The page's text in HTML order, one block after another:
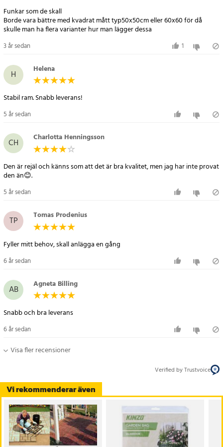
Artikelnummer:64938
Vi rekommenderar även
Funkar som de skall
Borde vara bättre med kvadrat mått typ50x50cm eller 60x60 för då
skulle man ha flera varianter hur man lägger dessa
3 år sedan 1
H Helena
Stabil ram. Snabb leverans!
5 år sedan
CH Charlotta Henningsson
Den är rejäl och känns som att det är bra kvalitet, men jag har inte provat
den än😊.
5 år sedan
TP Tomas Prodenius
Fyller mitt behov, skall anlägga en gång
6 år sedan
AB Agneta Billing
Snabb och bra leverans
6 år sedan
Visa fler recensioner
Verified by Trustvoice